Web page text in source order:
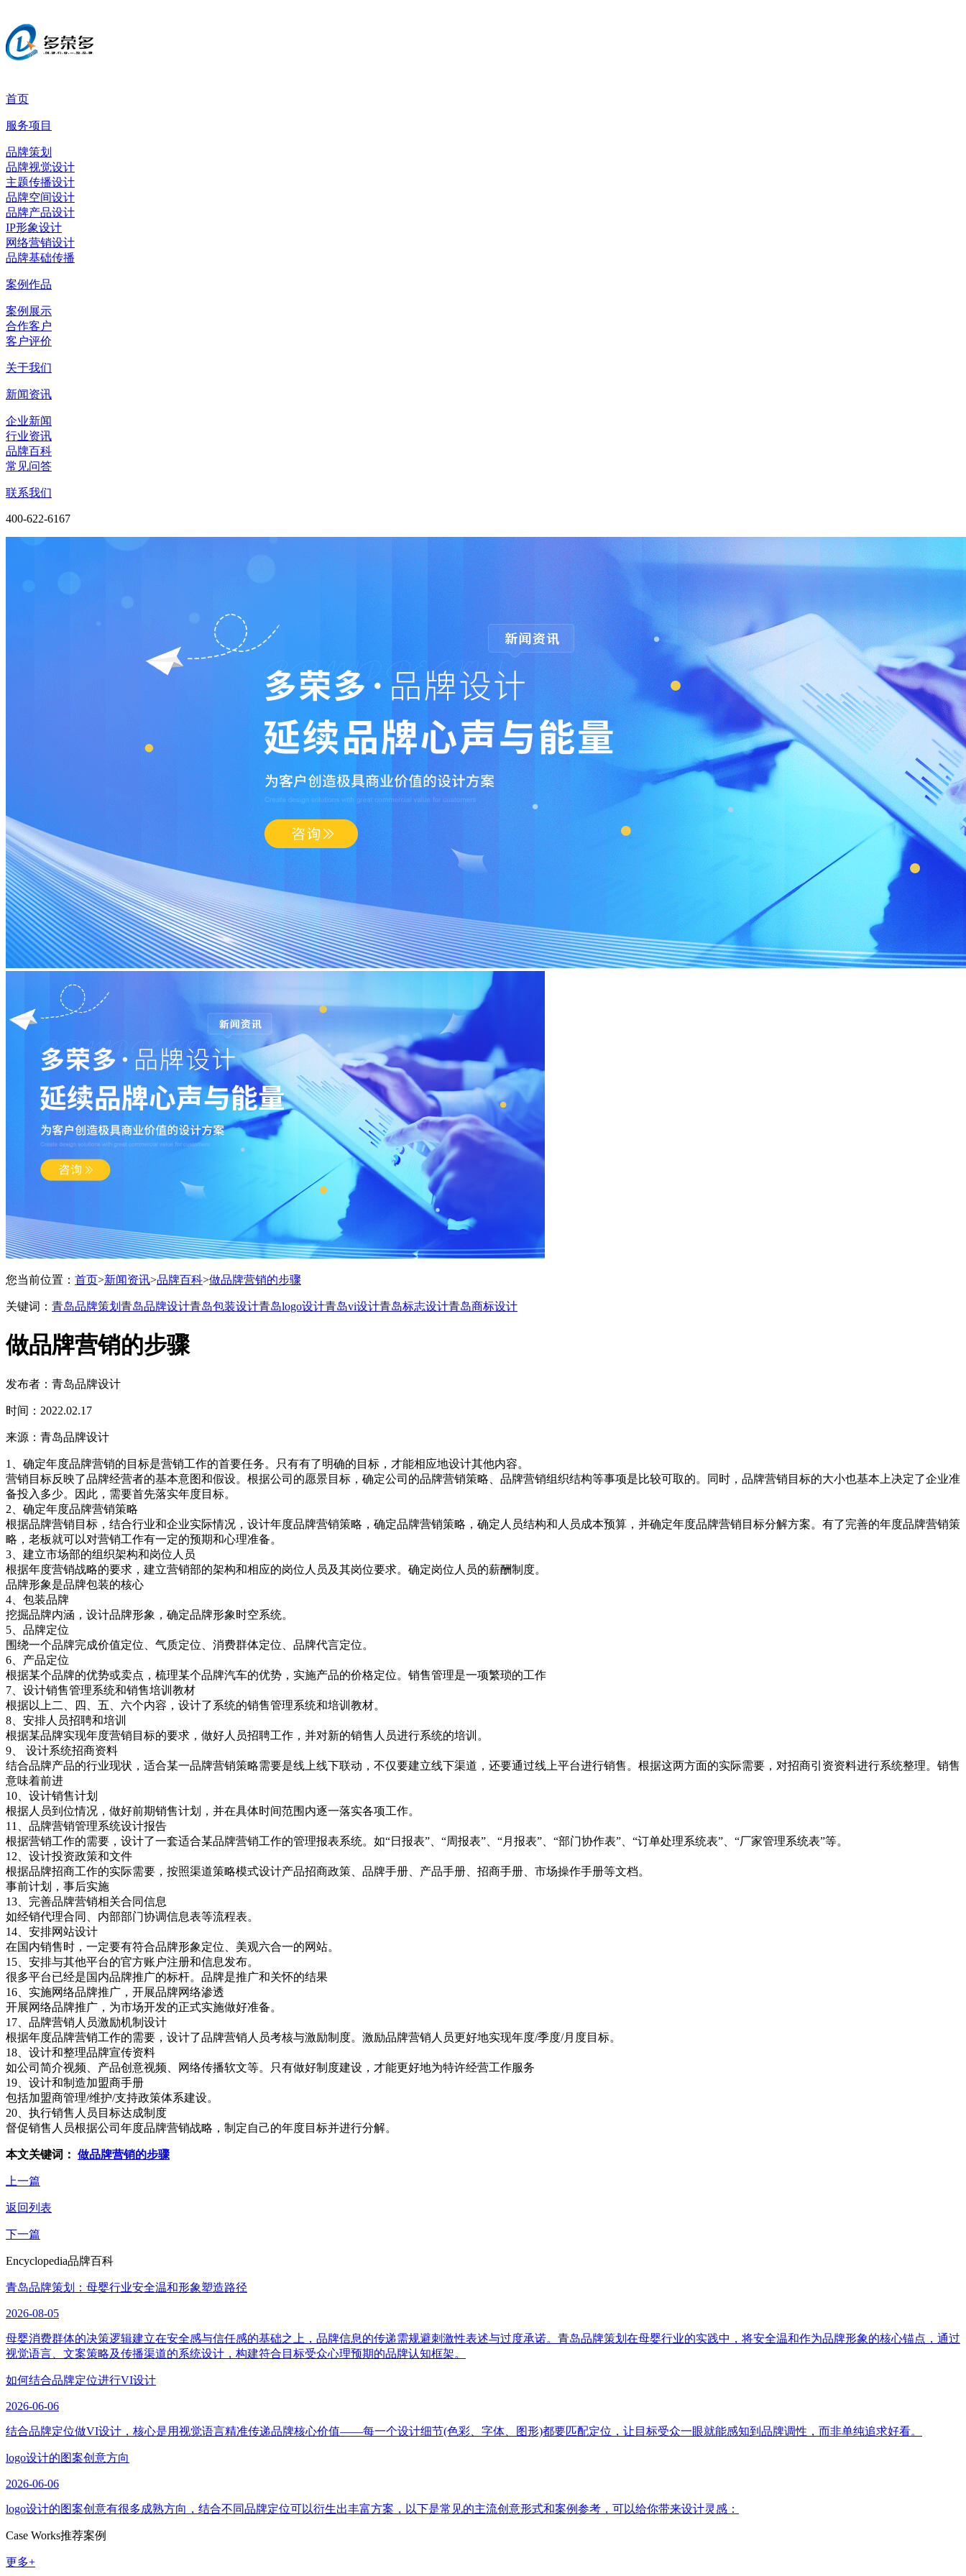
首页
服务项目
品牌策划
品牌视觉设计
主题传播设计
品牌空间设计
品牌产品设计
IP形象设计
网络营销设计
品牌基础传播
案例作品
案例展示
合作客户
客户评价
关于我们
新闻资讯
企业新闻
行业资讯
品牌百科
常见问答
联系我们
400-622-6167
您当前位置： 首页>新闻资讯>品牌百科>做品牌营销的步骤
关键词： 青岛品牌策划 青岛品牌设计青岛包装设计青岛logo设计青岛vi设计青岛标志设计青岛商标设计
做品牌营销的步骤
发布者：青岛品牌设计
时间：2022.02.17
来源：青岛品牌设计
1、确定年度品牌营销的目标是营销工作的首要任务。只有有了明确的目标，才能相应地设计其他内容。
营销目标反映了品牌经营者的基本意图和假设。根据公司的愿景目标，确定公司的品牌营销策略、品牌营销组织结构等事项是比较可取的。同时，品牌营销目标的大小也基本上决定了企业准
备投入多少。因此，需要首先落实年度目标。
2、确定年度品牌营销策略
根据品牌营销目标，结合行业和企业实际情况，设计年度品牌营销策略，确定品牌营销策略，确定人员结构和人员成本预算，并确定年度品牌营销目标分解方案。有了完善的年度品牌营销策
略，老板就可以对营销工作有一定的预期和心理准备。
3、建立市场部的组织架构和岗位人员
根据年度营销战略的要求，建立营销部的架构和相应的岗位人员及其岗位要求。确定岗位人员的薪酬制度。
品牌形象是品牌包装的核心
4、包装品牌
挖掘品牌内涵，设计品牌形象，确定品牌形象时空系统。
5、品牌定位
围绕一个品牌完成价值定位、气质定位、消费群体定位、品牌代言定位。
6、产品定位
根据某个品牌的优势或卖点，梳理某个品牌汽车的优势，实施产品的价格定位。销售管理是一项繁琐的工作
7、设计销售管理系统和销售培训教材
根据以上二、四、五、六个内容，设计了系统的销售管理系统和培训教材。
8、安排人员招聘和培训
根据某品牌实现年度营销目标的要求，做好人员招聘工作，并对新的销售人员进行系统的培训。
9、 设计系统招商资料
结合品牌产品的行业现状，适合某一品牌营销策略需要是线上线下联动，不仅要建立线下渠道，还要通过线上平台进行销售。根据这两方面的实际需要，对招商引资资料进行系统整理。销售
意味着前进
10、设计销售计划
根据人员到位情况，做好前期销售计划，并在具体时间范围内逐一落实各项工作。
11、品牌营销管理系统设计报告
根据营销工作的需要，设计了一套适合某品牌营销工作的管理报表系统。如“日报表”、“周报表”、“月报表”、“部门协作表”、“订单处理系统表”、“厂家管理系统表”等。
12、设计投资政策和文件
根据品牌招商工作的实际需要，按照渠道策略模式设计产品招商政策、品牌手册、产品手册、招商手册、市场操作手册等文档。
事前计划，事后实施
13、完善品牌营销相关合同信息
如经销代理合同、内部部门协调信息表等流程表。
14、安排网站设计
在国内销售时，一定要有符合品牌形象定位、美观六合一的网站。
15、安排与其他平台的官方账户注册和信息发布。
很多平台已经是国内品牌推广的标杆。品牌是推广和关怀的结果
16、实施网络品牌推广，开展品牌网络渗透
开展网络品牌推广，为市场开发的正式实施做好准备。
17、品牌营销人员激励机制设计
根据年度品牌营销工作的需要，设计了品牌营销人员考核与激励制度。激励品牌营销人员更好地实现年度/季度/月度目标。
18、设计和整理品牌宣传资料
如公司简介视频、产品创意视频、网络传播软文等。只有做好制度建设，才能更好地为特许经营工作服务
19、设计和制造加盟商手册
包括加盟商管理/维护/支持政策体系建设。
20、执行销售人员目标达成制度
督促销售人员根据公司年度品牌营销战略，制定自己的年度目标并进行分解。
本文关键词： 做品牌营销的步骤
上一篇
返回列表
下一篇
Encyclopedia品牌百科
青岛品牌策划：母婴行业安全温和形象塑造路径
2026-08-05
母婴消费群体的决策逻辑建立在安全感与信任感的基础之上，品牌信息的传递需规避刺激性表述与过度承诺。青岛品牌策划在母婴行业的实践中，将安全温和作为品牌形象的核心锚点，通过
视觉语言、文案策略及传播渠道的系统设计，构建符合目标受众心理预期的品牌认知框架。
如何结合品牌定位进行VI设计
2026-06-06
结合品牌定位做VI设计，核心是用视觉语言精准传递品牌核心价值——每一个设计细节(色彩、字体、图形)都要匹配定位，让目标受众一眼就能感知到品牌调性，而非单纯追求好看。
logo设计的图案创意方向
2026-06-06
logo设计的图案创意有很多成熟方向，结合不同品牌定位可以衍生出丰富方案，以下是常见的主流创意形式和案例参考，可以给你带来设计灵感：
Case Works推荐案例
更多+